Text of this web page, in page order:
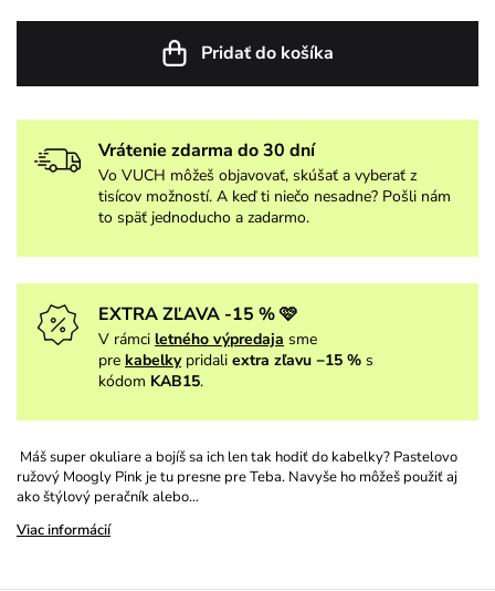
Pridať do košíka
Vrátenie zdarma do 30 dní
Vo VUCH môžeš objavovať, skúšať a vyberať z
tisícov možností. A keď ti niečo nesadne? Pošli nám
to späť jednoducho a zadarmo.
EXTRA ZĽAVA -15 % 🩷
V rámci letného výpredaja sme
pre kabelky pridali extra zľavu −15 % s
kódom KAB15.
Máš super okuliare a bojíš sa ich len tak hodiť do kabelky? Pastelovo
ružový Moogly Pink je tu presne pre Teba. Navyše ho môžeš použiť aj
ako štýlový peračník alebo…
Viac informácií